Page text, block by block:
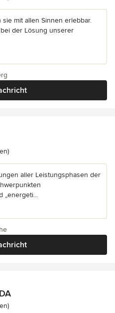
mit allen Sinnen erlebbar.
der Lösung unserer
von 5 Sternen
aller Leistungsphasen der
„energeti...
von 5 Sternen